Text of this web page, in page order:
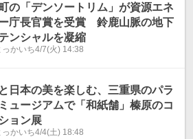
の「デンソートリム」が資源エネ
庁長官賞を受賞 鈴鹿山脈の地下
ンシャルを凝縮
かいち4/7(火) 14:38
日本の美を楽しむ、三重県のパラ
ュージアムで「和紙舗」榛原のコ
ョン展
かいち4/4(土) 18:48